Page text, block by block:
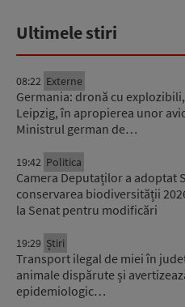
Ultimele stiri
08:22 Externe
Germania: dronă cu
Leipzig, în apropierea unor
Ministrul german de…
19:42 Politica
Camera Deputaților a adoptat
conservarea biodiversității
la Senat pentru modificări
19:29 Știri
Transport ilegal de miei în
animale dispărute și
epidemiologic…